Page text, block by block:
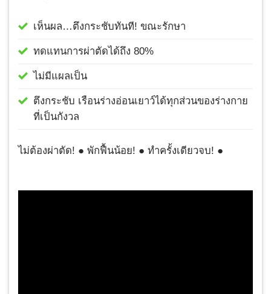
เห็นผล…ตึงกระชับทันที! ขณะรักษา
ทดแทนการผ่าตัดได้ถึง 80%
ไม่มีแผลเป็น
ตึงกระชับ เรือนร่างอ่อนเยาว์ได้ทุกส่วนของร่างกาย
ที่เป็นกังวล
ไม่ต้องผ่าตัด! ● พักฟื้นน้อย! ● ทำครั้งเดียวจบ! ●